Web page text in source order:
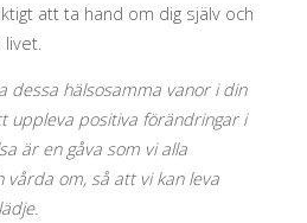
att ta hand om dig själv och
dessa hälsosamma vanor i din
uppleva positiva förändringar i
är en gåva som vi alla
om, så att vi kan leva